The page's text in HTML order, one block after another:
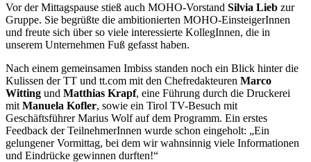
Vor der Mittagspause stieß auch MOHO-Vorstand Silvia Lieb zur
Gruppe. Sie begrüßte die ambitionierten MOHO-EinsteigerInnen
und freute sich über so viele interessierte KollegInnen, die in
unserem Unternehmen Fuß gefasst haben.
Nach einem gemeinsamen Imbiss standen noch ein Blick hinter die
Kulissen der TT und tt.com mit den Chefredakteuren Marco
Witting und Matthias Krapf, eine Führung durch die Druckerei
mit Manuela Kofler, sowie ein Tirol TV-Besuch mit
Geschäftsführer Marius Wolf auf dem Programm. Ein erstes
Feedback der TeilnehmerInnen wurde schon eingeholt: „Ein
gelungener Vormittag, bei dem wir wahnsinnig viele Informationen
und Eindrücke gewinnen durften!“